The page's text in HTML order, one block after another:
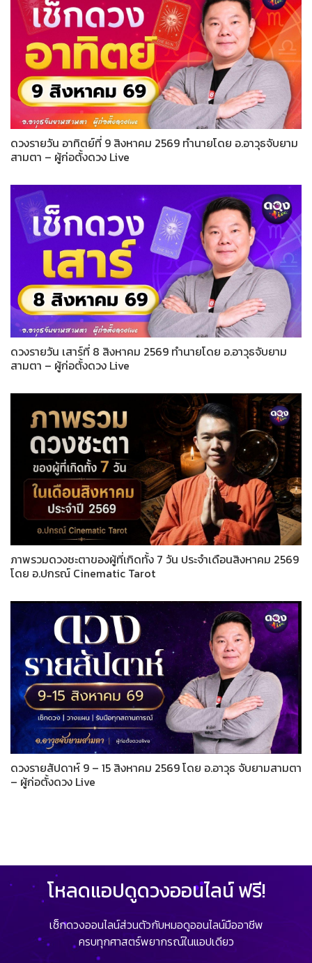
ดวงรายวัน อาทิตย์ที่ 9 สิงหาคม 2569 ทำนายโดย อ.อาวุธจับยาม
สามตา – ผู้ก่อตั้งดวง Live
ดวงรายวัน เสาร์ที่ 8 สิงหาคม 2569 ทำนายโดย อ.อาวุธจับยาม
สามตา – ผู้ก่อตั้งดวง Live
ภาพรวมดวงชะตาของผู้ที่เกิดทั้ง 7 วัน ประจำเดือนสิงหาคม 2569
โดย อ.ปกรณ์ Cinematic Tarot
ดวงรายสัปดาห์ 9 – 15 สิงหาคม 2569 โดย อ.อาวุธ จับยามสามตา
– ผู้ก่อตั้งดวง Live
โหลดแอปดูดวงออนไลน์ ฟรี!
เช็กดวงออนไลน์ส่วนตัวกับหมอดูออนไลน์มืออาชีพ
ครบทุกศาสตร์พยากรณ์ในแอปเดียว